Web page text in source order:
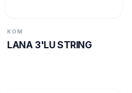
KOM
LANA 3'LU STRING